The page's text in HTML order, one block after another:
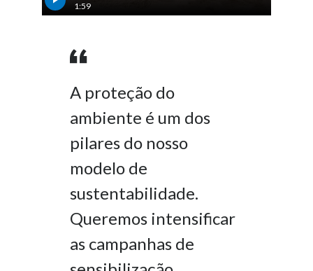
1:59
A proteção do
ambiente é um dos
pilares do nosso
modelo de
sustentabilidade.
Queremos intensificar
as campanhas de